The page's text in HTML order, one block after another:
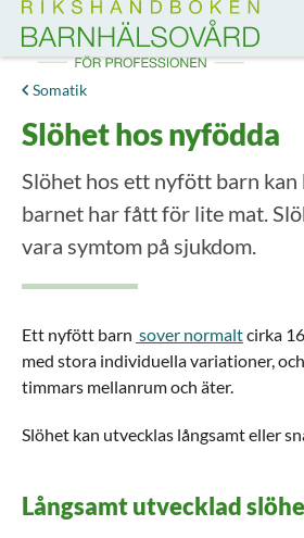
Till startsidan för Rikshandboken i
Somatik
Slöhet hos nyfödda
Slöhet hos ett nyfött barn kan
barnet har fått för lite mat.
vara symtom på sjukdom.
Ett nyfött barn sover normaltcirka
med stora individuella variationer,
timmars mellanrum och äter.
Slöhet kan utvecklas långsamt eller
Långsamt utvecklad